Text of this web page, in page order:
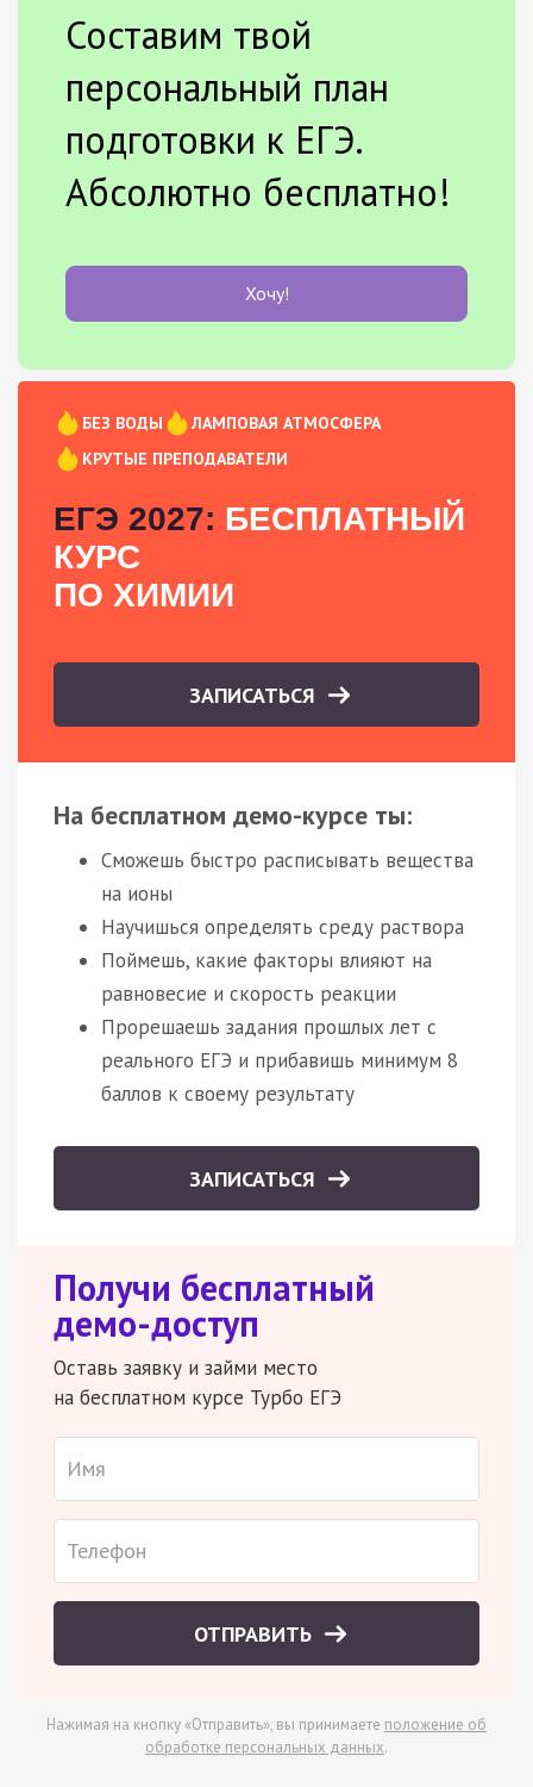
Составим твой
персональный план
подготовки к ЕГЭ.
Абсолютно бесплатно!
Хочу!
БЕЗ ВОДЫ
ЛАМПОВАЯ АТМОСФЕРА
КРУТЫЕ ПРЕПОДАВАТЕЛИ
ЕГЭ 2027: БЕСПЛАТНЫЙ
КУРС
ПО ХИМИИ
ЗАПИСАТЬСЯ
На бесплатном демо-курсе ты:
Сможешь быстро расписывать вещества
на ионы
Научишься определять среду раствора
Поймешь, какие факторы влияют на
равновесие и скорость реакции
Прорешаешь задания прошлых лет с
реального ЕГЭ и прибавишь минимум 8
баллов к своему результату
ЗАПИСАТЬСЯ
Получи бесплатный
демо-доступ
Оставь заявку и займи место
на бесплатном курсе Турбо ЕГЭ
ОТПРАВИТЬ
Нажимая на кнопку «Отправить», вы принимаете положение об
обработке персональных данных.